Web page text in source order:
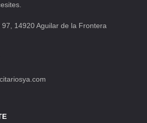
14920 Aguilar de la Frontera